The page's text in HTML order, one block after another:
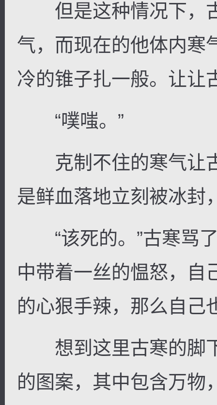
但是这种情况下，
气，而现在的他体内寒
冷的锥子扎一般。让让
“噗嗤。”
克制不住的寒气让
是鲜血落地立刻被冰封
“该死的。”古寒骂了
中带着一丝的愠怒，自
的心狠手辣，那么自己
想到这里古寒的脚
的图案，其中包含万物